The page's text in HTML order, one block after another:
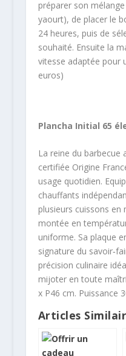
préparer son
yaourt), de placer le
24 heures, puis de
souhaité. Ensuite la
vitesse adaptée pour
euros)
Plancha Initial 65
La reine du barbecue
certifiée Origine
usage quotidien.
chauffants
plusieurs cuissons
montée en
uniforme. Sa plaque
signature du
précision culinaire
mijoter en toute
x P46 cm. Puissance
Articles